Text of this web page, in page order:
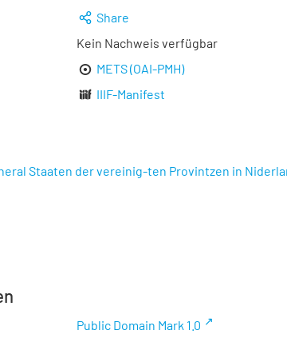
Share
Kein Nachweis verfügbar
METS (OAI-PMH)
IIIF-Manifest
Staaten der vereinig-ten Provintzen in
Public Domain Mark 1.0